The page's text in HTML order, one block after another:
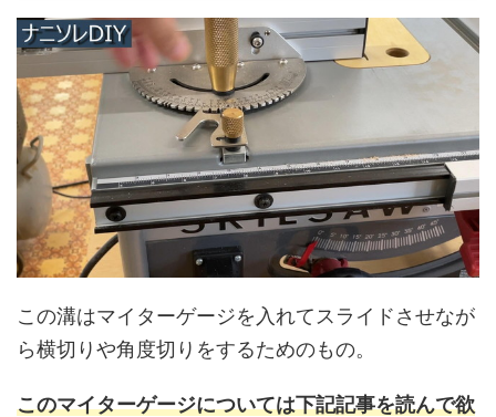
この溝はマイターゲージを入れてスライドさせなが
ら横切りや角度切りをするためのもの。
このマイターゲージについては下記記事を読んで欲